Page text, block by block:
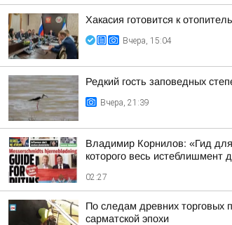
Хакасия готовится к
Вчера, 15:04
Редкий гость заповедных
Вчера, 21:39
Владимир Корнилов: «Гид
которого весь истеблишмент
02:27
По следам древних торговых
сарматской эпохи